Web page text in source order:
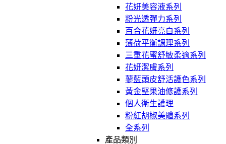
花妍美容液系列
粉光透彈力系列
百合花妍亮白系列
薄荷平衡調理系列
三重花蜜舒敏柔適系列
花妍潔膚系列
蓼藍頭皮舒活護色系列
黃金堅果油修護系列
個人衛生護理
粉紅胡椒美體系列
全系列
產品類別